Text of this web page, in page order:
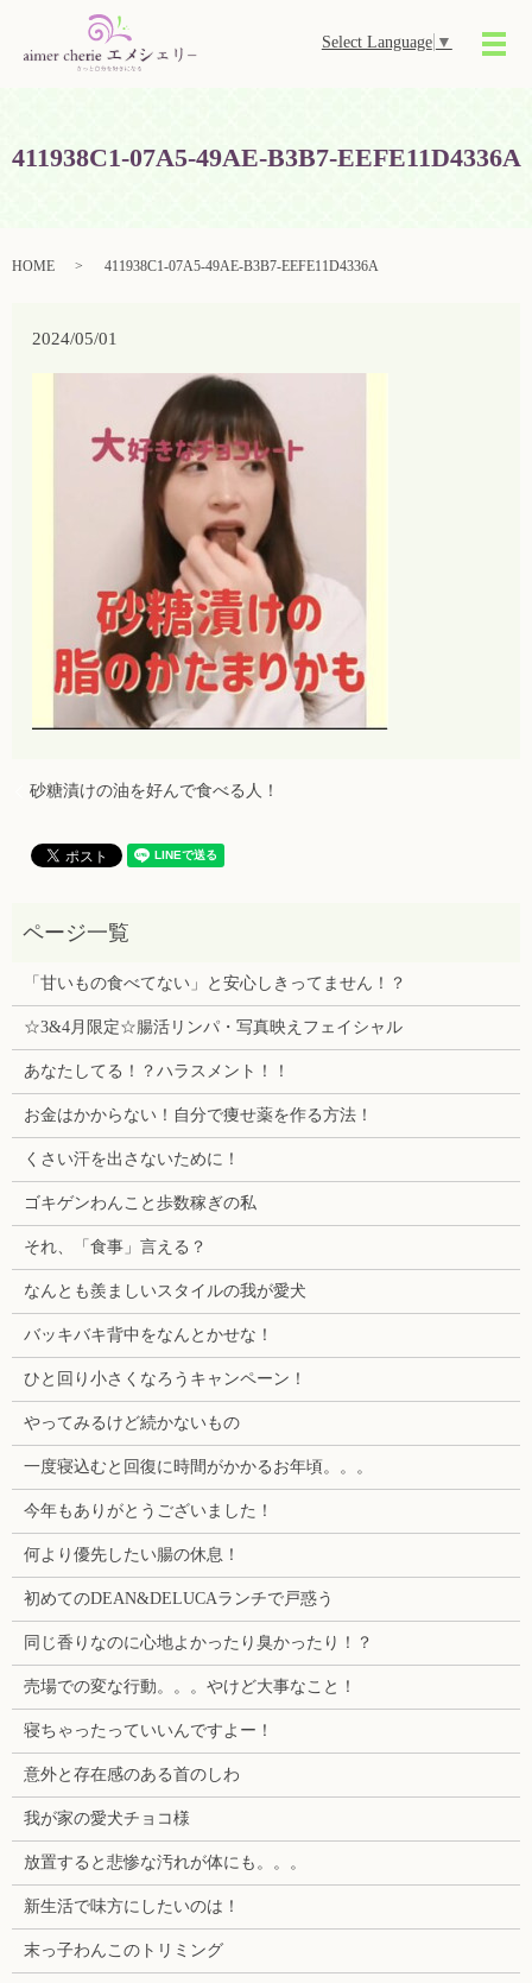
Select Language ▼
メ
411938C1-07A5-49AE-B3B7-EEFE11D4336A
HOME 411938C1-07A5-49AE-B3B7-EEFE11D4336A
2024/05/01
砂糖漬けの油を好んで食べる人！
「甘いもの食べてない」と安心しきってません！？
☆3&4月限定☆腸活リンパ・写真映えフェイシャル
あなたしてる！？ハラスメント！！
お金はかからない！自分で痩せ薬を作る方法！
くさい汗を出さないために！
ゴキゲンわんこと歩数稼ぎの私
それ、「食事」言える？
なんとも羨ましいスタイルの我が愛犬
バッキバキ背中をなんとかせな！
ひと回り小さくなろうキャンペーン！
やってみるけど続かないもの
一度寝込むと回復に時間がかかるお年頃。。。
今年もありがとうございました！
何より優先したい腸の休息！
初めてのDEAN&DELUCAランチで戸惑う
同じ香りなのに心地よかったり臭かったり！？
売場での変な行動。。。やけど大事なこと！
寝ちゃったっていいんですよー！
意外と存在感のある首のしわ
我が家の愛犬チョコ様
放置すると悲惨な汚れが体にも。。。
新生活で味方にしたいのは！
末っ子わんこのトリミング